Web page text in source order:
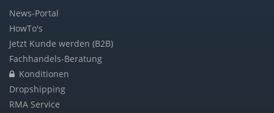
News-Portal
HowTo's
Jetzt Kunde werden (B2B)
Fachhandels-Beratung
Konditionen
Dropshipping
RMA Service